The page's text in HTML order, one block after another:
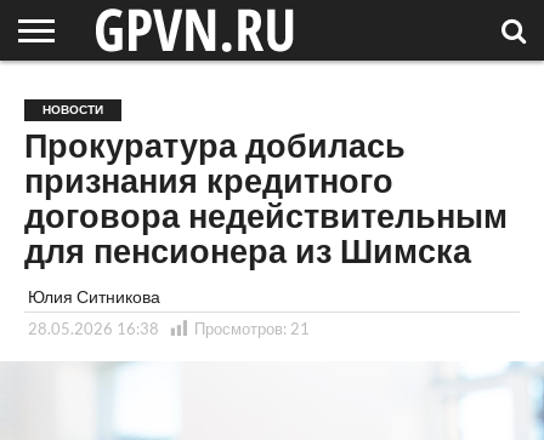
ОБЛАСТЬ
НОВОСТИ
СОСЕДЕЙ
РОССИЯ
/ МИР
СПЕЦПРОЕКТЫ
БЛОГ
СТАТЬИ
ФОТОРЕПОРТАЖИ
ИНТЕРВЬЮ
ОБЪЕКТЫ
ПОДБОРКИ
НОВОСТИ
Прокуратура добилась
признания кредитного
договора недействительным
для пенсионера из Шимска
Юлия Ситникова
28.05.2026 16:38 Просмотров: 21